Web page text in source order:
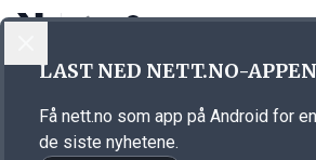
Annonsørinnhold
LAST NED NETT.NO-APPEN
Få nett.no som app på Android for
de siste nyhetene.